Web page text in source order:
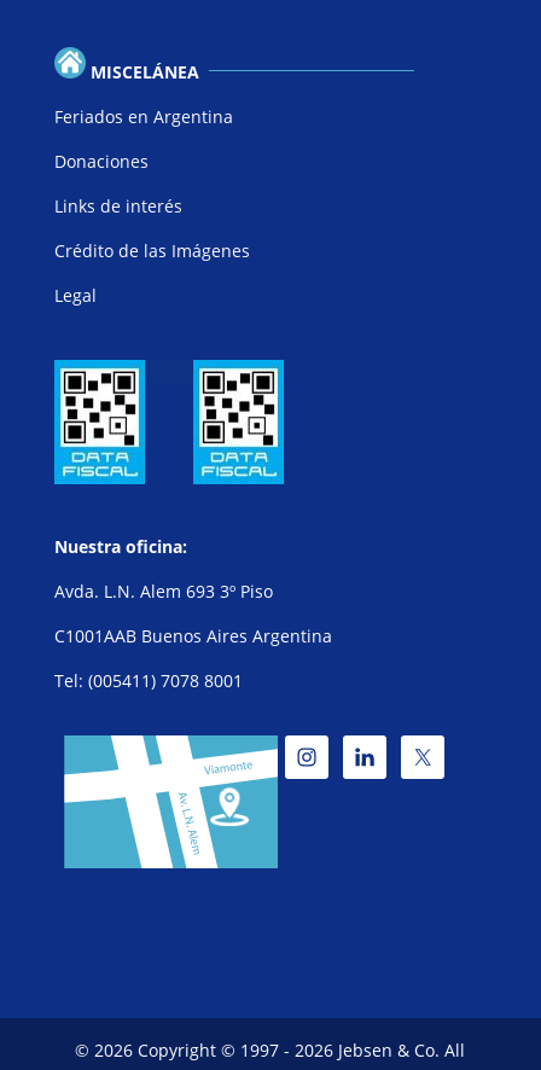
MISCELÁNEA
Feriados en Argentina
Donaciones
Links de interés
Crédito de las Imágenes
Legal
Nuestra oficina:
Avda. L.N. Alem 693 3º Piso
C1001AAB Buenos Aires Argentina
Tel: (005411) 7078 8001
© 2026 Copyright © 1997 - 2026 Jebsen & Co. All